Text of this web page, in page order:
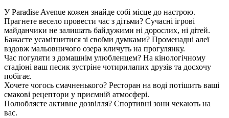
У Paradise Avenue кожен знайде собі місце до настрою.
Прагнете весело провести час з дітьми? Сучасні ігрові
майданчики не залишать байдужими ні дорослих, ні дітей.
Бажаєте усамітнитися зі своїми думками? Променадні алеї
вздовж мальовничого озера кличуть на прогулянку.
Час погуляти з домашнім улюбленцем? На кінологічному
стадіоні ваш песик зустріне чотирилапих друзів та досхочу
побігає.
Хочете чогось смачненького? Ресторан на воді потішить ваші
смакові рецептори у приємній атмосфері.
Полюбляєте активне дозвілля? Спортивні зони чекають на
вас.